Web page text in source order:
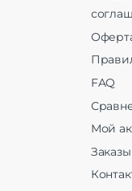
FAQ
Мой
Заказы